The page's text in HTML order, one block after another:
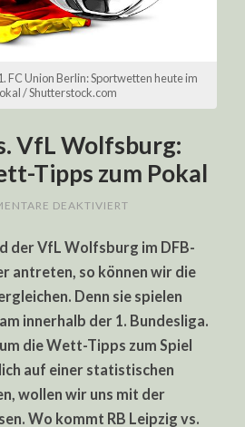
FC Union Berlin: Sportwetten heute im
/ Shutterstock.com
VfL Wolfsburg:
Tipps zum Pokal
DEAKTIVIERT
VS.
VFL
WOLFSBURG:
&
WETT-
TIPPS
ZUM
POKAL
der VfL Wolfsburg im DFB-
antreten, so können wir die
Denn sie spielen
innerhalb der 1. Bundesliga.
die Wett-Tipps zum Spiel
auf einer statistischen
wollen wir uns mit der
Wo kommt RB Leipzig vs.